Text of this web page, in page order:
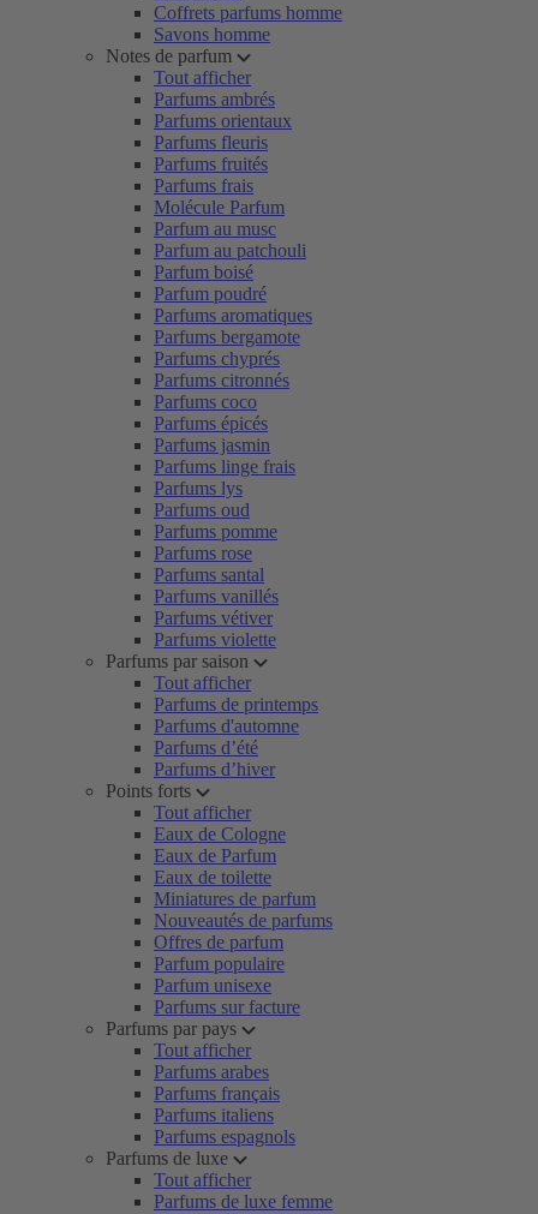
Coffrets parfums homme
Savons homme
Notes de parfum
Tout afficher
Parfums ambrés
Parfums orientaux
Parfums fleuris
Parfums fruités
Parfums frais
Molécule Parfum
Parfum au musc
Parfum au patchouli
Parfum boisé
Parfum poudré
Parfums aromatiques
Parfums bergamote
Parfums chyprés
Parfums citronnés
Parfums coco
Parfums épicés
Parfums jasmin
Parfums linge frais
Parfums lys
Parfums oud
Parfums pomme
Parfums rose
Parfums santal
Parfums vanillés
Parfums vétiver
Parfums violette
Parfums par saison
Tout afficher
Parfums de printemps
Parfums d'automne
Parfums d’été
Parfums d’hiver
Points forts
Tout afficher
Eaux de Cologne
Eaux de Parfum
Eaux de toilette
Miniatures de parfum
Nouveautés de parfums
Offres de parfum
Parfum populaire
Parfum unisexe
Parfums sur facture
Parfums par pays
Tout afficher
Parfums arabes
Parfums français
Parfums italiens
Parfums espagnols
Parfums de luxe
Tout afficher
Parfums de luxe femme